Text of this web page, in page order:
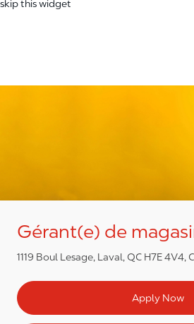
skip this widget
Gérant(e) de
1119 Boul Lesage, Laval, QC H7E 4V4,
Apply Now